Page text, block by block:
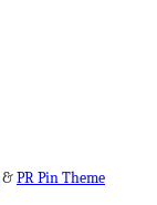
&PR Pin Theme